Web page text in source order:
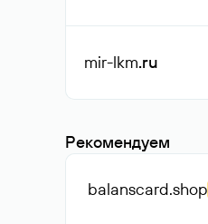
mir-lkm.ru
Рекомендуем
balanscard.shop